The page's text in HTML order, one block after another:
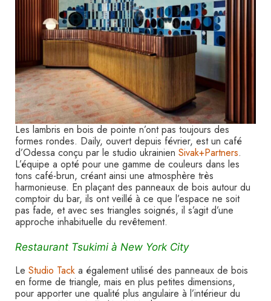
Les lambris en bois de pointe n’ont pas toujours des
formes rondes. Daily, ouvert depuis février, est un café
d’Odessa conçu par le studio ukrainien Sivak+Partners.
L’équipe a opté pour une gamme de couleurs dans les
tons café-brun, créant ainsi une atmosphère très
harmonieuse. En plaçant des panneaux de bois autour du
comptoir du bar, ils ont veillé à ce que l’espace ne soit
pas fade, et avec ses triangles soignés, il s’agit d’une
approche inhabituelle du revêtement.
Restaurant Tsukimi à New York City
Le Studio Tack a également utilisé des panneaux de bois
en forme de triangle, mais en plus petites dimensions,
pour apporter une qualité plus angulaire à l’intérieur du